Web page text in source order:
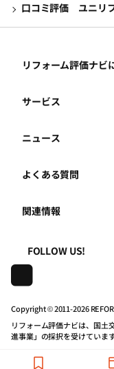
口コミ評価 ユニリ
リフォーム評価ナビ
リフォーム評価ナ
運営体制
はじめての方へ
事務局へのお問い
地域の相談窓口の
住宅関連機関リン
サービス
リフォーム会社を
リフォーム事例を
リフォームを相談
リフォームを学ぶ
マイページの活用
ニュース
新着情報
講習会・セミナー
連携機関・企業
よくある質問
よくある質問
利用規約
プライバシーポリ
動作推奨環境につ
関連情報
一般財団法人住
株式会社日本建築
FOLLOW US!
Copyright © 2011-2026
リフォーム評価ナビは、国土
進事業」の採択を受けていま